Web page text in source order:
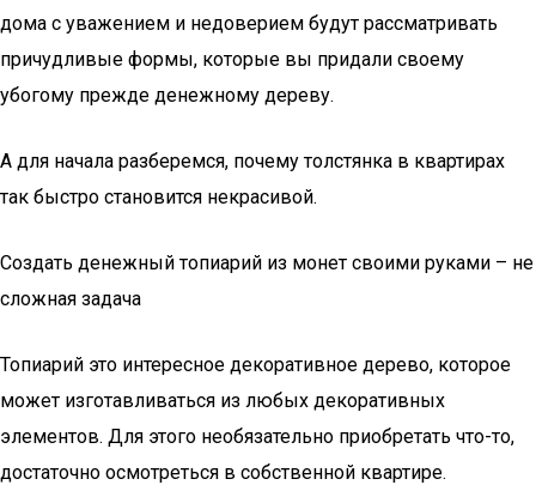
дома с уважением и недоверием будут рассматривать
причудливые формы, которые вы придали своему
убогому прежде денежному дереву.
А для начала разберемся, почему толстянка в квартирах
так быстро становится некрасивой.
Создать денежный топиарий из монет своими руками – не
сложная задача
Топиарий это интересное декоративное дерево, которое
может изготавливаться из любых декоративных
элементов. Для этого необязательно приобретать что-то,
достаточно осмотреться в собственной квартире.